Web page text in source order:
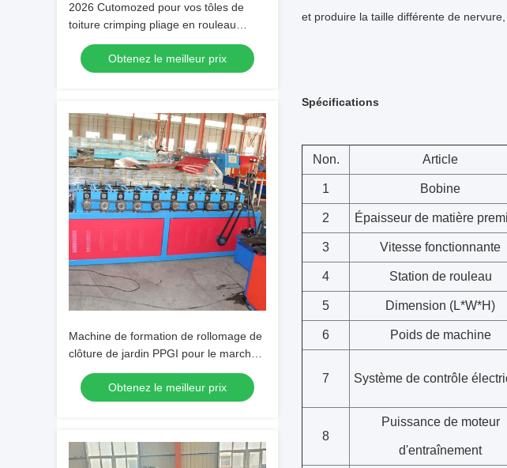
2026 Cutomozed pour vos tôles de
toiture crimping pliage en rouleau
formant machine
Obtenez le meilleur prix
Machine de formation de rollomage de
clôture de jardin PPGI pour le marché
de l'Europe
Obtenez le meilleur prix
et produire la taille différente de nervure,
Spécifications
Non. Article
1 Bobine
2 Épaisseur de matière
3 Vitesse fonctionnante
4 Station de rouleau
5 Dimension (L*W*H)
6 Poids de machine
7 Système de contrôle
8
Puissance de moteur
d'entraînement